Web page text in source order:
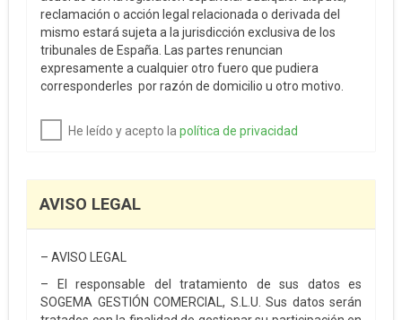
reclamación o acción legal relacionada o derivada del
mismo estará sujeta a la jurisdicción exclusiva de los
tribunales de España. Las partes renuncian
expresamente a cualquier otro fuero que pudiera
corresponderles por razón de domicilio u otro motivo.
He leído y acepto la política de privacidad
AVISO LEGAL
– AVISO LEGAL
– El responsable del tratamiento de sus datos es
SOGEMA GESTIÓN COMERCIAL, S.L.U. Sus datos serán